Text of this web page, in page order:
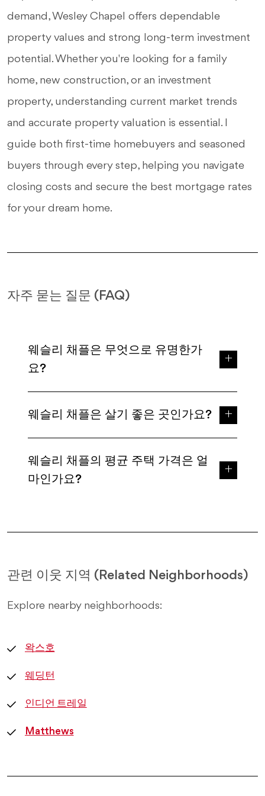
demand, Wesley Chapel offers dependable
property values and strong long-term investment
potential. Whether you're looking for a family
home, new construction, or an investment
property, understanding current market trends
and accurate property valuation is essential. I
guide both first-time homebuyers and seasoned
buyers through every step, helping you navigate
closing costs and secure the best mortgage rates
for your dream home.
자주 묻는 질문 (FAQ)
웨슬리 채플은 무엇으로 유명한가
요?
웨슬리 채플은 살기 좋은 곳인가요?
웨슬리 채플의 평균 주택 가격은 얼
마인가요?
관련 이웃 지역 (Related Neighborhoods)
Explore nearby neighborhoods:
왁스호
웨딩턴
인디언 트레일
Matthews